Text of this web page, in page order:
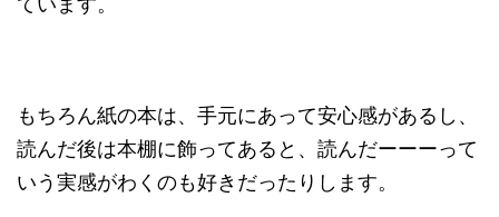
もちろん紙の本は、手元にあって安心感があるし、
読んだ後は本棚に飾ってあると、読んだーーーって
いう実感がわくのも好きだったりします。